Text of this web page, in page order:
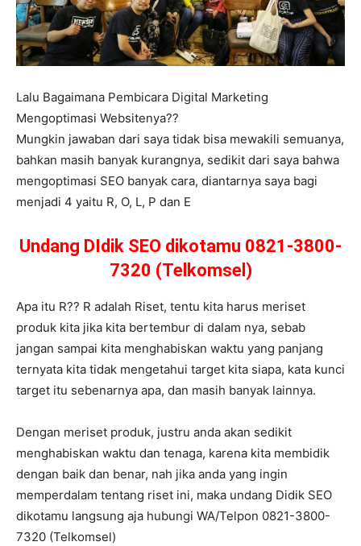
Lalu Bagaimana Pembicara Digital Marketing
Mengoptimasi Websitenya??
Mungkin jawaban dari saya tidak bisa mewakili semuanya,
bahkan masih banyak kurangnya, sedikit dari saya bahwa
mengoptimasi SEO banyak cara, diantarnya saya bagi
menjadi 4 yaitu R, O, L, P dan E
Undang DIdik SEO dikotamu 0821-3800-
7320 (Telkomsel)
Apa itu R?? R adalah Riset, tentu kita harus meriset
produk kita jika kita bertembur di dalam nya, sebab
jangan sampai kita menghabiskan waktu yang panjang
ternyata kita tidak mengetahui target kita siapa, kata kunci
target itu sebenarnya apa, dan masih banyak lainnya.
Dengan meriset produk, justru anda akan sedikit
menghabiskan waktu dan tenaga, karena kita membidik
dengan baik dan benar, nah jika anda yang ingin
memperdalam tentang riset ini, maka undang Didik SEO
dikotamu langsung aja hubungi WA/Telpon 0821-3800-
7320 (Telkomsel)